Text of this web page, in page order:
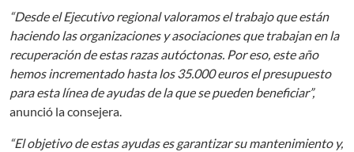
“Desde el Ejecutivo regional valoramos el trabajo que están
haciendo las organizaciones y asociaciones que trabajan en la
recuperación de estas razas autóctonas. Por eso, este año
hemos incrementado hasta los 35.000 euros el presupuesto
para esta línea de ayudas de la que se pueden beneficiar”,
anunció la consejera.
“El objetivo de estas ayudas es garantizar su mantenimiento y,